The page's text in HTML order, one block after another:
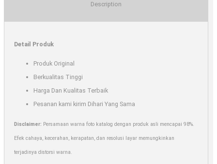
Description
Detail Produk
Produk Original
Berkualitas Tinggi
Harga Dan Kualitas Terbaik
Pesanan kami kirim Dihari Yang Sama
Disclaimer: Persamaan warna foto katalog dengan produk asli mencapai 98%.
Efek cahaya, kecerahan, kerapatan, dan resolusi layar memungkinkan
terjadinya distorsi warna.